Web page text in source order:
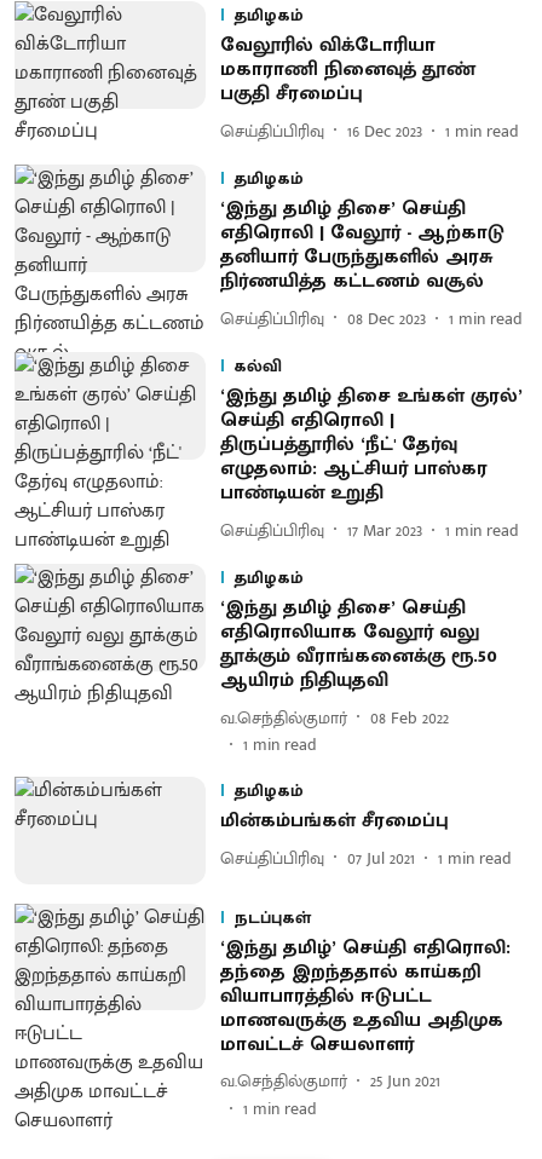
தமிழகம்
வேலூரில் விக்டோரியா
மகாராணி நினைவுத் தூண்
பகுதி சீரமைப்பு
செய்திப்பிரிவு 16 Dec 2023 1 min read
தமிழகம்
‘இந்து தமிழ் திசை’ செய்தி
எதிரொலி | வேலூர் - ஆற்காடு
தனியார் பேருந்துகளில் அரசு
நிர்ணயித்த கட்டணம் வசூல்
செய்திப்பிரிவு 08 Dec 2023 1 min read
கல்வி
‘இந்து தமிழ் திசை உங்கள் குரல்’
செய்தி எதிரொலி |
திருப்பத்தூரில் ‘நீட்' தேர்வு
எழுதலாம்: ஆட்சியர் பாஸ்கர
பாண்டியன் உறுதி
செய்திப்பிரிவு 17 Mar 2023 1 min read
தமிழகம்
‘இந்து தமிழ் திசை’ செய்தி
எதிரொலியாக வேலூர் வலு
தூக்கும் வீராங்கனைக்கு ரூ.50
ஆயிரம் நிதியுதவி
வ.செந்தில்குமார்
08 Feb 2022
1 min read
தமிழகம்
மின்கம்பங்கள் சீரமைப்பு
செய்திப்பிரிவு 07 Jul 2021 1 min read
நடப்புகள்
‘இந்து தமிழ்’ செய்தி எதிரொலி:
தந்தை இறந்ததால் காய்கறி
வியாபாரத்தில் ஈடுபட்ட
மாணவருக்கு உதவிய அதிமுக
மாவட்டச் செயலாளர்
வ.செந்தில்குமார்
25 Jun 2021
1 min read